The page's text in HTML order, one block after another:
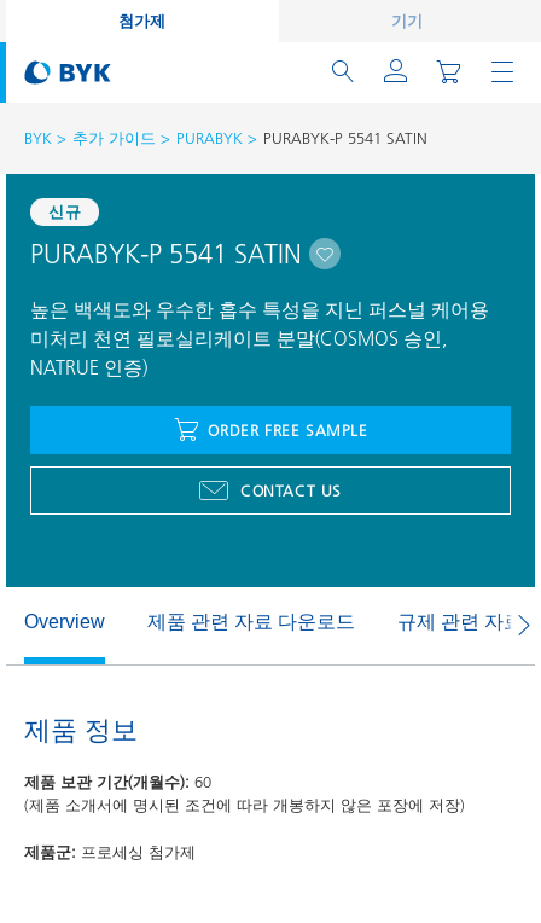
첨가제 기기
BYK 추가 가이드 PURABYK PURABYK-P 5541 SATIN
신규
PURABYK-P 5541 SATIN
높은 백색도와 우수한 흡수 특성을 지닌 퍼스널 케어용
미처리 천연 필로실리케이트 분말(COSMOS 승인,
NATRUE 인증)
ORDER FREE SAMPLE
CONTACT US
Overview 제품 관련 자료 다운로드 규제 관련 자료
제품 정보
제품 보관 기간(개월수): 60
(제품 소개서에 명시된 조건에 따라 개봉하지 않은 포장에 저장)
제품군: 프로세싱 첨가제